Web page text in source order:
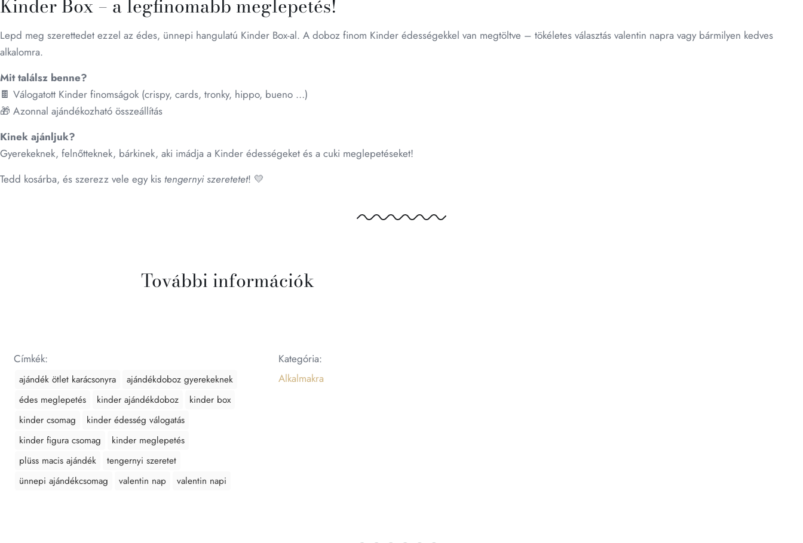
Kinder Box – a legfinomabb meglepetés!
Lepd meg szerettedet ezzel az édes, ünnepi hangulatú Kinder Box-al. A doboz finom Kinder édességekkel van megtöltve – tökéletes választás valentin napra vagy bármilyen kedves
alkalomra.
Mit találsz benne?
🍫 Válogatott Kinder finomságok (crispy, cards, tronky, hippo, bueno …)
🎁 Azonnal ajándékozható összeállítás
Kinek ajánljuk?
Gyerekeknek, felnőtteknek, bárkinek, aki imádja a Kinder édességeket és a cuki meglepetéseket!
Tedd kosárba, és szerezz vele egy kis tengernyi szeretetet! 💛
További információk
Címkék:
ajándék ötlet karácsonyra
ajándékdoboz gyerekeknek
édes meglepetés
kinder ajándékdoboz
kinder box
kinder csomag
kinder édesség válogatás
kinder figura csomag
kinder meglepetés
plüss macis ajándék
tengernyi szeretet
ünnepi ajándékcsomag
valentin nap valentin napi
Kategória:
Alkalmakra